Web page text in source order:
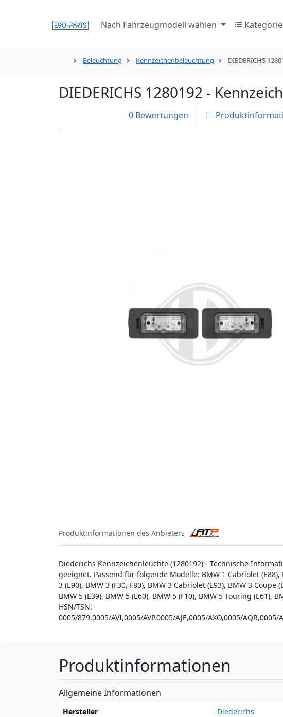
Nach Fahrzeugmodell wählen
Beleuchtung Kennzeichenbeleuchtung DIEDERICHS
DIEDERICHS 1280192 -
0 Bewertungen
Produktinformationen des Anbieters
Diederichs Kennzeichenleuchte (1280192) - Technische
geeignet. Passend für folgende Modelle: BMW 1 Cabriolet (E88),
3 (E90), BMW 3 (F30, F80), BMW 3 Cabriolet (E93), BMW 3
BMW 5 (E39), BMW 5 (E60), BMW 5 (F10), BMW 5 Touring (E61),
HSN/TSN:
0005/879,0005/AVI,0005/AVP,0005/AJE,0005/AXO,0005/
Produktinformationen
Allgemeine Informationen
Hersteller
Diederichs